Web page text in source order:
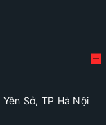
Sở, TP Hà Nội